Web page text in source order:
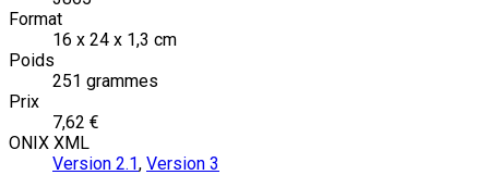
Format
16 x 24 x 1,3 cm
Poids
251 grammes
Prix
7,62 €
ONIX XML
Version 2.1, Version 3